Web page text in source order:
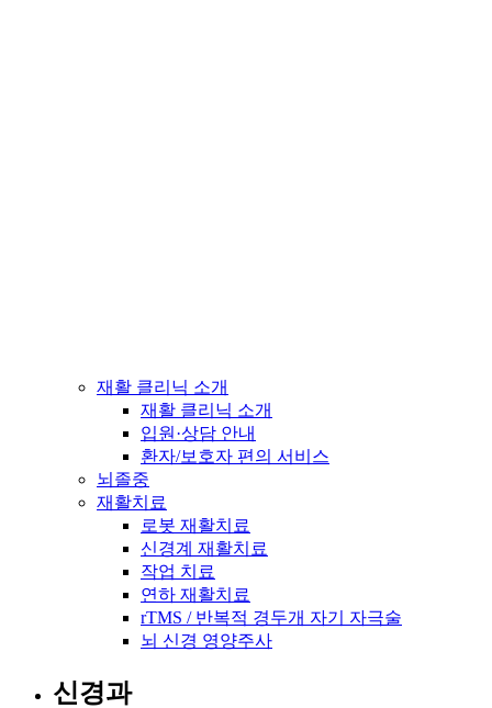
재활 클리닉 소개
재활 클리닉 소개
입원·상담 안내
환자/보호자 편의 서비스
뇌졸중
재활치료
로봇 재활치료
신경계 재활치료
작업 치료
연하 재활치료
rTMS / 반복적 경두개 자기 자극술
뇌 신경 영양주사
신경과